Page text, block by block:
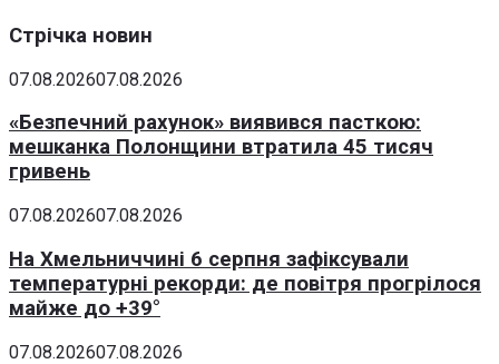
Стрічка новин
07.08.202607.08.2026
«Безпечний рахунок» виявився пасткою:
мешканка Полонщини втратила 45 тисяч
гривень
07.08.202607.08.2026
На Хмельниччині 6 серпня зафіксували
температурні рекорди: де повітря прогрілося
майже до +39°
07.08.202607.08.2026